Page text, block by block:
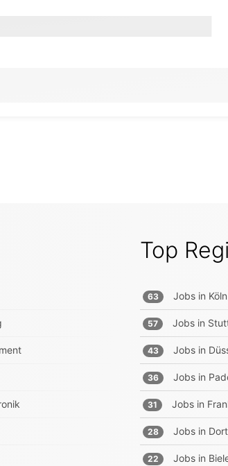
Top
63 Jobs in Köln
57 Jobs in
43 Jobs in
36 Jobs in
31 Jobs in
28 Jobs in
22 Jobs in